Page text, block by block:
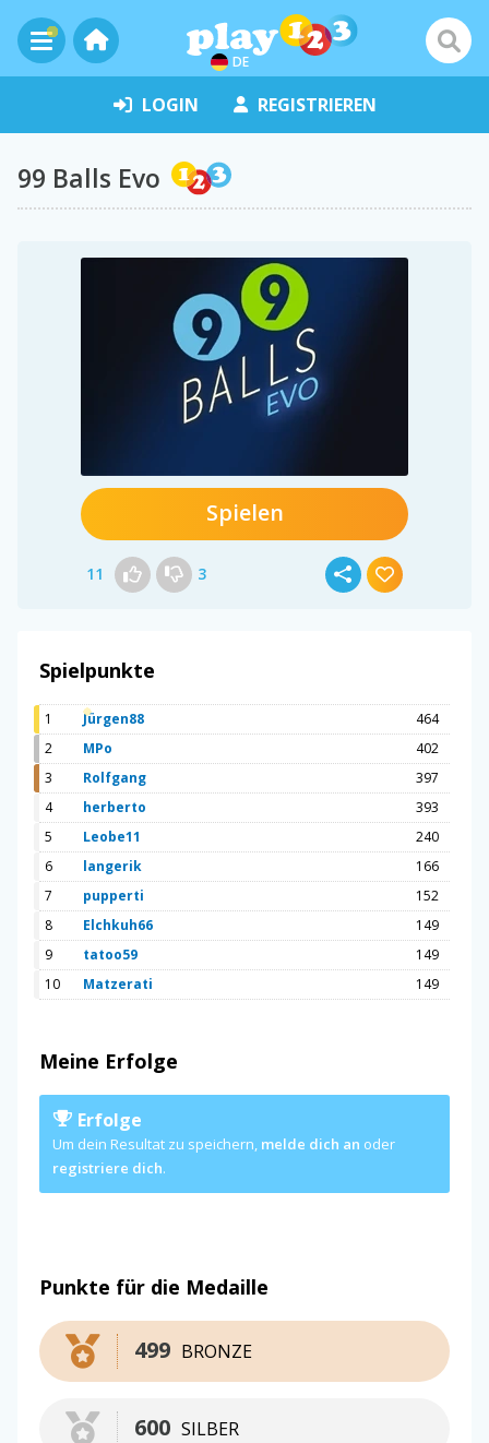
DE
LOGIN REGISTRIEREN
99 Balls Evo
Spielen
11 3
Spielpunkte
1 Jürgen88
464
2
MPo
402
3
Rolfgang
397
4
herberto
393
5
Leobe11
240
6
langerik
166
7
pupperti
152
8
Elchkuh66
149
9
tatoo59
149
10
Matzerati 149
Meine Erfolge
Erfolge
Um dein Resultat zu speichern, melde dich an oder
registriere dich.
Punkte für die Medaille
BRONZE
499
SILBER
600